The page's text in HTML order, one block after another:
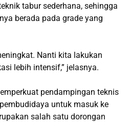
tabur sederhana, sehingga
berada pada grade yang
Nanti kita lakukan
lebih intensif,” jelasnya.
pendampingan teknis
untuk masuk ke
salah satu dorongan